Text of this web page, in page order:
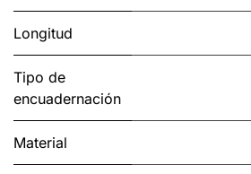
Longitud
Tipo de
encuadernación
Material